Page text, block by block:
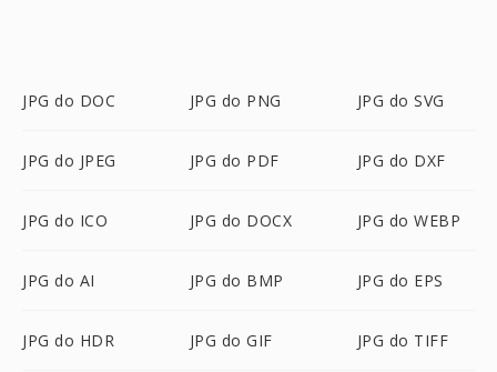
JPG do DOC JPG do PNG JPG do SVG
JPG do JPEG JPG do PDF JPG do DXF
JPG do ICO JPG do DOCX JPG do WEBP
JPG do AI JPG do BMP JPG do EPS
JPG do HDR JPG do GIF JPG do TIFF